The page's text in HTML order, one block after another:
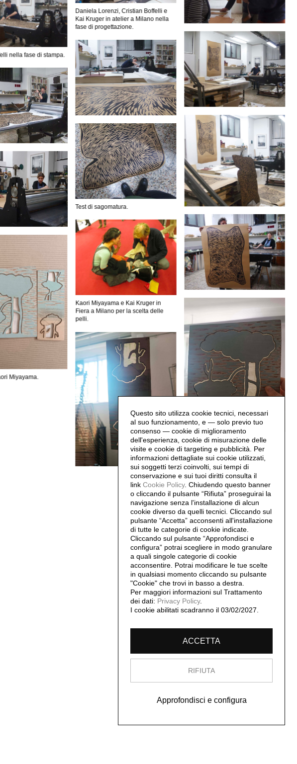
Daniela Lorenzi, Cristian Boffelli e
Kai Kruger in atelier a Milano nella
fase di progettazione.
nella fase di stampa.
Test di sagomatura.
Kaori Miyayama e Kai Kruger in
Fiera a Milano per la scelta delle
pelli.
Miyayama.
Questo sito utilizza cookie tecnici, necessari
al suo funzionamento, e — solo previo tuo
consenso — cookie di miglioramento
dell'esperienza, cookie di misurazione delle
visite e cookie di targeting e pubblicità. Per
informazioni dettagliate sui cookie utilizzati,
sui soggetti terzi coinvolti, sui tempi di
conservazione e sui tuoi diritti consulta il
link Cookie Policy. Chiudendo questo banner
o cliccando il pulsante “Rifiuta” proseguirai la
navigazione senza l'installazione di alcun
cookie diverso da quelli tecnici. Cliccando sul
pulsante “Accetta” acconsenti all'installazione
di tutte le categorie di cookie indicate.
Cliccando sul pulsante “Approfondisci e
configura” potrai scegliere in modo granulare
a quali singole categorie di cookie
acconsentire. Potrai modificare le tue scelte
in qualsiasi momento cliccando su pulsante
"Cookie" che trovi in basso a destra.
Per maggiori informazioni sul Trattamento
dei dati: Privacy Policy.
I cookie abilitati scadranno il 03/02/2027.
ACCETTA
RIFIUTA
Approfondisci e configura